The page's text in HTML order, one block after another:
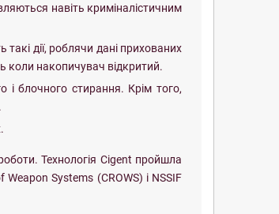
навіть криміналістичним
дії, роблячи дані прихованих
коли накопичувач відкритий.
і блочного стирання. Крім того,
Технологія Cigent пройшла
Systems (CROWS) і NSSIF